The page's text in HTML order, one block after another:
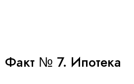
Факт № 7. Ипотека